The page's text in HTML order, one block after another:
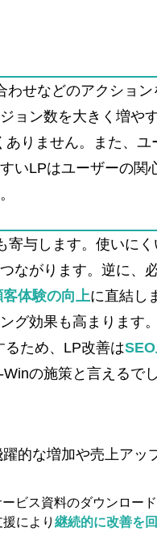
わせなどのアクション
ョン数を大きく増や
りません​。また、ユ
いLPはユーザーの関
寄与します。使いにく
ながります。逆に、
客体験の向上に直結し
グ効果も高まります。
ため、LP改善は
の施策と言えるでし
的な増加や売上アッ
ビス資料のダウンロー
により 継続的に改善を